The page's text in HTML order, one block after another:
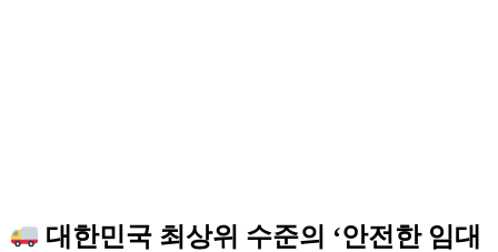
대한민국 최상위 수준의 ‘안전한 임대